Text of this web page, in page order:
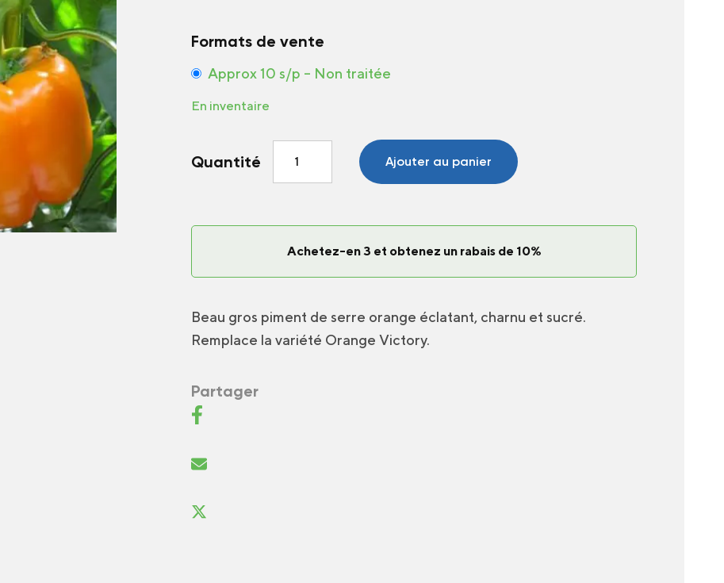
Formats de vente
Approx 10 s/p – Non traitée
En inventaire
Quantité
Poivron
Serre
DR0719PB
Ajouter au panier
Achetez-en 3 et obtenez un rabais de 10%
Beau gros piment de serre orange éclatant, charnu et sucré.
Remplace la variété Orange Victory.
Partager